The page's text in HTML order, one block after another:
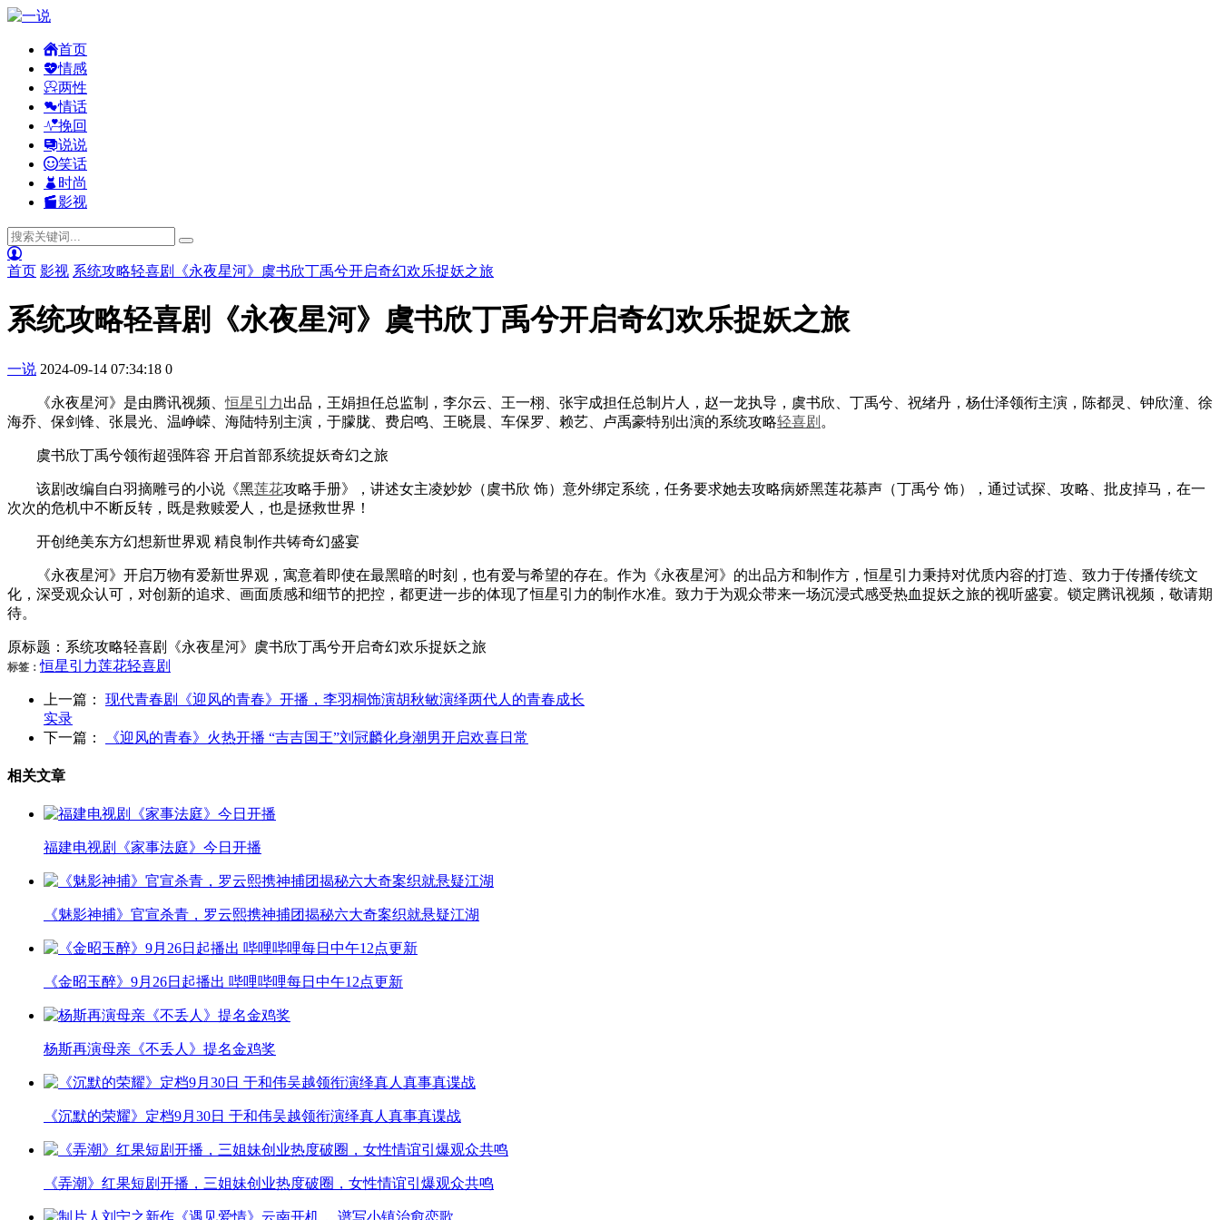
首页
情感
两性
情话
挽回
说说
笑话
时尚
影视
首页 影视 系统攻略轻喜剧《永夜星河》虞书欣丁禹兮开启奇幻欢乐捉妖之旅
系统攻略轻喜剧《永夜星河》虞书欣丁禹兮开启奇幻欢乐捉妖之旅
一说 2024-09-14 07:34:18 0
《永夜星河》是由腾讯视频、恒星引力出品，王娟担任总监制，李尔云、王一栩、张宇成担任总制片人，赵一龙执导，虞书欣、丁禹兮、祝绪丹，杨仕泽领衔主演，陈都灵、钟欣潼、徐
海乔、保剑锋、张晨光、温峥嵘、海陆特别主演，于朦胧、费启鸣、王晓晨、车保罗、赖艺、卢禹豪特别出演的系统攻略轻喜剧 。
虞书欣丁禹兮领衔超强阵容 开启首部系统捉妖奇幻之旅
该剧改编自白羽摘雕弓的小说《黑莲花攻略手册》，讲述女主凌妙妙（虞书欣 饰）意外绑定系统，任务要求她去攻略病娇黑莲花慕声（丁禹兮 饰），通过试探、攻略、批皮掉马，在一
次次的危机中不断反转，既是救赎爱人，也是拯救世界！
开创绝美东方幻想新世界观 精良制作共铸奇幻盛宴
《永夜星河》开启万物有爱新世界观，寓意着即使在最黑暗的时刻，也有爱与希望的存在。作为《永夜星河》的出品方和制作方，恒星引力秉持对优质内容的打造、致力于传播传统文
化，深受观众认可，对创新的追求、画面质感和细节的把控，都更进一步的体现了恒星引力的制作水准。致力于为观众带来一场沉浸式感受热血捉妖之旅的视听盛宴。锁定腾讯视频，敬请期
待。
原标题：系统攻略轻喜剧《永夜星河》虞书欣丁禹兮开启奇幻欢乐捉妖之旅
标签：恒星引力莲花轻喜剧
上一篇：
现代青春剧《迎风的青春》开播，李羽桐饰演胡秋敏演绎两代人的青春成长
实录
下一篇：
《迎风的青春》火热开播 “吉吉国王”刘冠麟化身潮男开启欢喜日常
相关文章
福建电视剧《家事法庭》今日开播
《魅影神捕》官宣杀青，罗云熙携神捕团揭秘六大奇案织就悬疑江湖
《金昭玉醉》9月26日起播出 哔哩哔哩每日中午12点更新
杨斯再演母亲《不丢人》提名金鸡奖
《沉默的荣耀》定档9月30日 于和伟吴越领衔演绎真人真事真谍战
《弄潮》红果短剧开播，三姐妹创业热度破圈，女性情谊引爆观众共鸣